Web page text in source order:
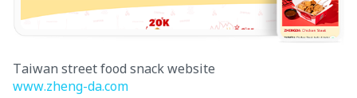
Taiwan street food snack website
www.zheng-da.com